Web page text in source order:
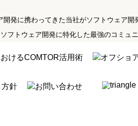
発に携わってきた当社がソフトウェア
フトウェア開発に特化した最強のコミュ
けるCOMTOR活用術 オフショ
針 お問い合わせ